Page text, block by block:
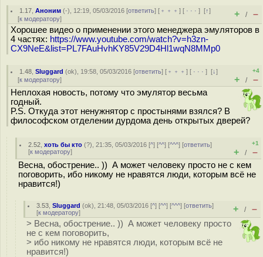
1.17 ,Аноним (-), 12:19, 05/03/2016 [ответить] [ ﹢﹢﹢] [ · · ·][↑]
[к модератору] + / –
Хорошее видео о применении этого менеджера эмуляторов в
4 частях: https://www.youtube.com/watch?v=h3zn-
CX9NeE&list=PL7FAuHvhKY85V29D4Hl1wqN8MMp0
1.48 ,Sluggard (ok), 19:58, 05/03/2016 [ответить] [ ﹢﹢﹢] [ · · ·][↓]
[к модератору]
+4
+ / –
Неплохая новость, потому что эмулятор весьма
годный.
P.S. Откуда этот ненужнятор с простынями взялся? В
философском отделении дурдома день открытых дверей?
2.52 ,хоть бы кто (?), 21:35, 05/03/2016 [^] [^^] [^^^] [ответить]
[к модератору]
+1
+ / –
Весна, обострение.. )) А может человеку просто не с кем
поговорить, ибо никому не нравятся люди, которым всё не
нравится!)
3.53 ,Sluggard (ok), 21:48, 05/03/2016 [^] [^^] [^^^] [ответить]
[к модератору] + / –
> Весна, обострение.. )) А может человеку просто
не с кем поговорить,
> ибо никому не нравятся люди, которым всё не
нравится!)